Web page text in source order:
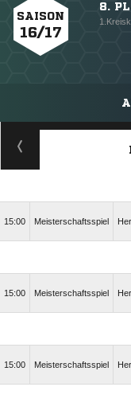
SAISON
16/17
8.
15:00 Meisterschaftsspiel
15:00 Meisterschaftsspiel
15:00 Meisterschaftsspiel